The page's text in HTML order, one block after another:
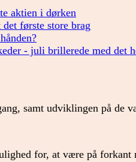
aktien i dørken
første store brag
- juli brillerede med det
samt udviklingen på de
for, at være på forkant